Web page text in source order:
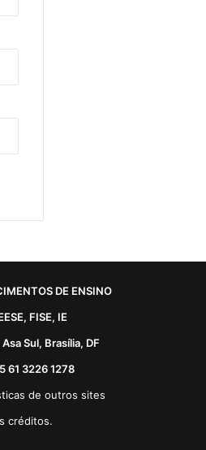
DE ENSINO
FISE, IE
Sul, Brasília, DF
61 3226 1278
de outros sites
créditos.